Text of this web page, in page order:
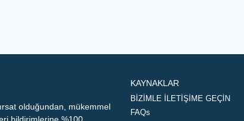
olduğundan, mükemmel
KAYNAKLAR
BİZİMLE İLETİŞİME GEÇİN
FAQs